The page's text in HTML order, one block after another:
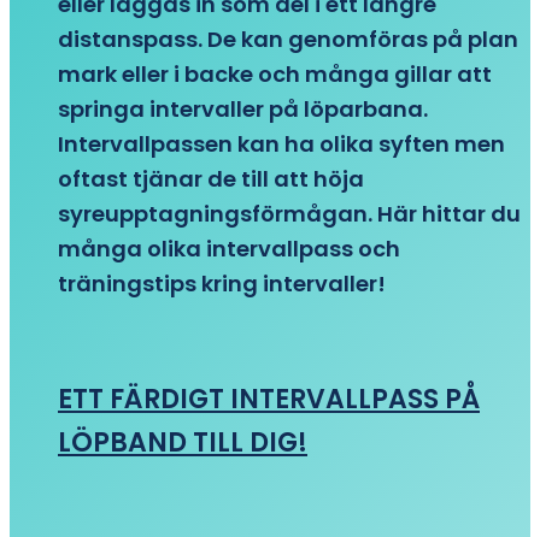
distanspass. De kan genomföras på plan
mark eller i backe och många gillar att
springa intervaller på löparbana.
Intervallpassen kan ha olika syften men
oftast tjänar de till att höja
syreupptagningsförmågan. Här hittar du
många olika intervallpass och
träningstips kring intervaller!
ETT FÄRDIGT INTERVALLPASS PÅ
LÖPBAND TILL DIG!